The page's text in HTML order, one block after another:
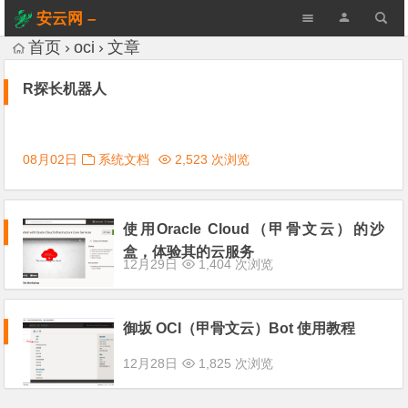
安云网 –
AnYun.ORG
首页 oci 文章
R探长机器人
08月02日 系统文档 2,523 次浏览
使用Oracle Cloud（甲骨文云）的沙
盒，体验其的云服务
12月29日 1,404 次浏览
御坂 OCI（甲骨文云）Bot 使用教程
12月28日 1,825 次浏览